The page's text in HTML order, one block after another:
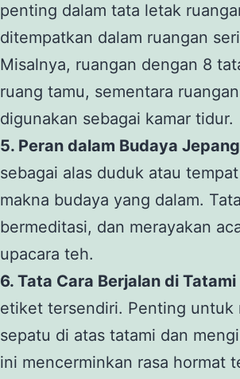
penting dalam tata letak
ditempatkan dalam ruangan
Misalnya, ruangan dengan 8
ruang tamu, sementara
digunakan sebagai kamar tidur.
5. Peran dalam Budaya Jepang
sebagai alas duduk atau
makna budaya yang dalam.
bermeditasi, dan merayakan
upacara teh.
6. Tata Cara Berjalan di Tatami
etiket tersendiri. Penting untuk
sepatu di atas tatami dan
ini mencerminkan rasa hormat